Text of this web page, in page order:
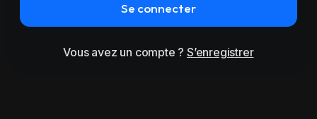
Se connecter
Vous avez un compte ?S’enregistrer